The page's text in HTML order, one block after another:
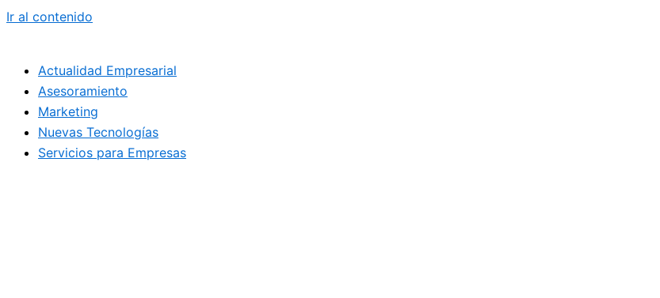
Ir al contenido
Actualidad Empresarial
Asesoramiento
Marketing
Nuevas Tecnologías
Servicios para Empresas